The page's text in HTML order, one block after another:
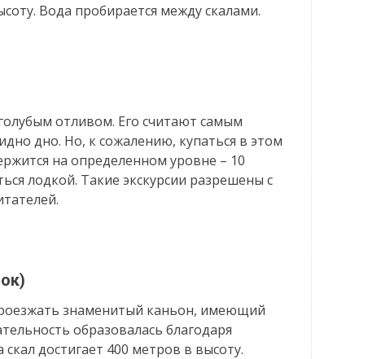
Вода пробирается между скалами.
отливом. Его считают самым
дно. Но, к сожалению, купаться в этом
на определенном уровне – 10
лодкой. Такие экскурсии разрешены с
знаменитый каньон, имеющий
образовалась благодаря
достигает 400 метров в высоту.